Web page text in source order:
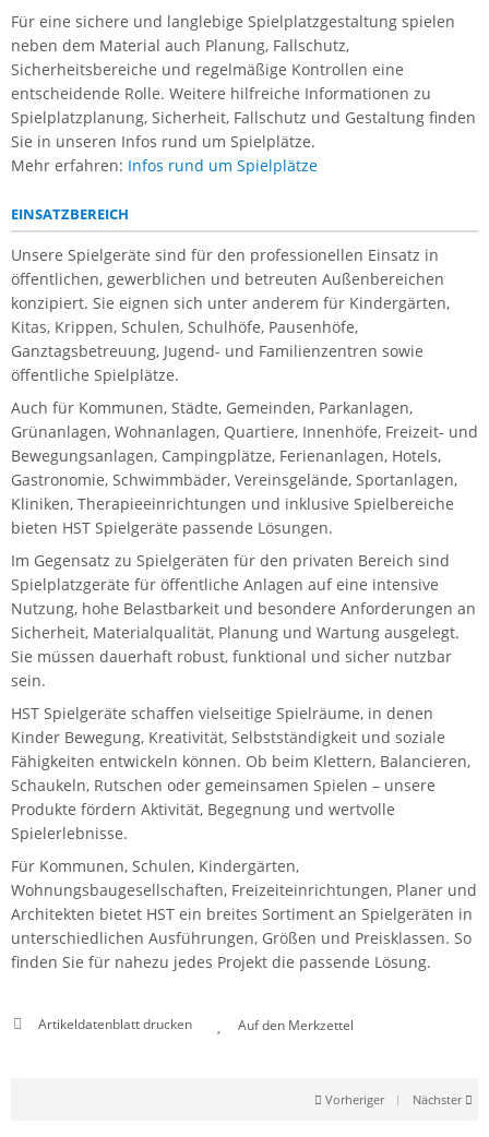
Für eine sichere und langlebige Spielplatzgestaltung spielen
neben dem Material auch Planung, Fallschutz,
Sicherheitsbereiche und regelmäßige Kontrollen eine
entscheidende Rolle. Weitere hilfreiche Informationen zu
Spielplatzplanung, Sicherheit, Fallschutz und Gestaltung finden
Sie in unseren Infos rund um Spielplätze.
Mehr erfahren: Infos rund um Spielplätze
EINSATZBEREICH
Unsere Spielgeräte sind für den professionellen Einsatz in
öffentlichen, gewerblichen und betreuten Außenbereichen
konzipiert. Sie eignen sich unter anderem für Kindergärten,
Kitas, Krippen, Schulen, Schulhöfe, Pausenhöfe,
Ganztagsbetreuung, Jugend- und Familienzentren sowie
öffentliche Spielplätze.
Auch für Kommunen, Städte, Gemeinden, Parkanlagen,
Grünanlagen, Wohnanlagen, Quartiere, Innenhöfe, Freizeit- und
Bewegungsanlagen, Campingplätze, Ferienanlagen, Hotels,
Gastronomie, Schwimmbäder, Vereinsgelände, Sportanlagen,
Kliniken, Therapieeinrichtungen und inklusive Spielbereiche
bieten HST Spielgeräte passende Lösungen.
Im Gegensatz zu Spielgeräten für den privaten Bereich sind
Spielplatzgeräte für öffentliche Anlagen auf eine intensive
Nutzung, hohe Belastbarkeit und besondere Anforderungen an
Sicherheit, Materialqualität, Planung und Wartung ausgelegt.
Sie müssen dauerhaft robust, funktional und sicher nutzbar
sein.
HST Spielgeräte schaffen vielseitige Spielräume, in denen
Kinder Bewegung, Kreativität, Selbstständigkeit und soziale
Fähigkeiten entwickeln können. Ob beim Klettern, Balancieren,
Schaukeln, Rutschen oder gemeinsamen Spielen – unsere
Produkte fördern Aktivität, Begegnung und wertvolle
Spielerlebnisse.
Für Kommunen, Schulen, Kindergärten,
Wohnungsbaugesellschaften, Freizeiteinrichtungen, Planer und
Architekten bietet HST ein breites Sortiment an Spielgeräten in
unterschiedlichen Ausführungen, Größen und Preisklassen. So
finden Sie für nahezu jedes Projekt die passende Lösung.
Artikeldatenblatt drucken
Vorheriger | Nächster